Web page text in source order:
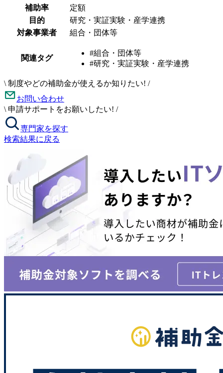
補助率
定額
目的
研究・実証実験・産学連携
対象事業者
組合・団体等
関連タグ
#組合・団体等
#研究・実証実験・産学連携
\ 制度やどの補助金が使えるか知りたい! /
お問い合わせ
\ 申請サポートをお願いしたい! /
専門家を探す
検索結果に戻る